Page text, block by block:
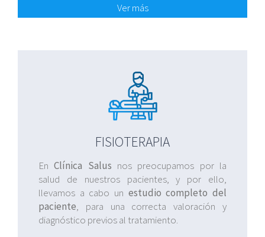
Ver más
FISIOTERAPIA
EnClínica Salus nos preocupamos por la
salud de nuestros pacientes, y por ello,
llevamos a cabo un estudio completo del
paciente, para una correcta valoración y
diagnóstico previos al tratamiento.